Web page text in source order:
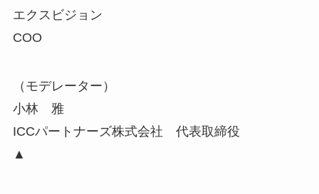
エクスビジョン
COO
（モデレーター）
小林 雅
ICCパートナーズ株式会社 代表取締役
▲